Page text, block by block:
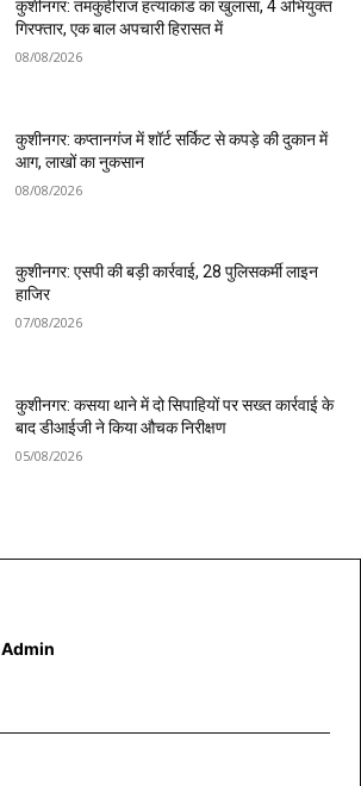
कुशीनगर: तमकुहीराज हत्याकांड का खुलासा, 4 अभियुक्त
गिरफ्तार, एक बाल अपचारी हिरासत में
08/08/2026
कुशीनगर: कप्तानगंज में शॉर्ट सर्किट से कपड़े की दुकान में
आग, लाखों का नुकसान
08/08/2026
कुशीनगर: एसपी की बड़ी कार्रवाई, 28 पुलिसकर्मी लाइन
हाजिर
07/08/2026
कुशीनगर: कसया थाने में दो सिपाहियों पर सख्त कार्रवाई के
बाद डीआईजी ने किया औचक निरीक्षण
05/08/2026
Admin